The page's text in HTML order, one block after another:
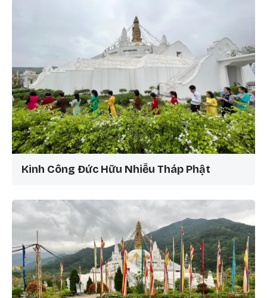
Kinh Công Đức Hữu Nhiễu Tháp Phật